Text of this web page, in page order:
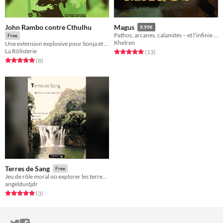
John Rambo contre Cthulhu
Free
Une extension explosive pour Sonja et Conan contre les ninjas
La Rôlisterie
Rated 5.0 out of 5 stars
(8total ratings
)
Magus 9.99€
Pathos, arcanes, calamités – et l’infinie solitude du pouvoir. Un jdr solo.
Khelren
Rated 5.0 out of 5 stars
(13total ratings
)
Terres de Sang Free
Jeu de rôle moral où explorer les terres sauvages, c'est explorer votre propre âme.
angeldustjdr
Rated 5.0 out of 5 stars
(3total ratings
)